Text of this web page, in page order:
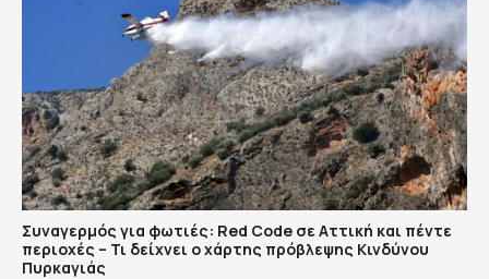
Συναγερμός για φωτιές: Red Code σε Αττική και πέντε
περιοχές – Τι δείχνει ο χάρτης πρόβλεψης Κινδύνου
Πυρκαγιάς